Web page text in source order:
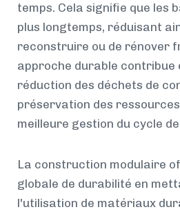
temps. Cela signifie que les
plus longtemps, réduisant
reconstruire ou de rénover
approche durable contribue
réduction des déchets de
préservation des
meilleure gestion du cycle
La construction modulaire
globale de durabilité en
l'utilisation de matériaux